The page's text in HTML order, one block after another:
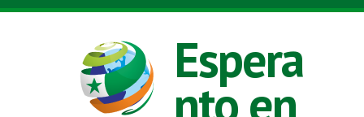
Skip to main content
Espera
nto en